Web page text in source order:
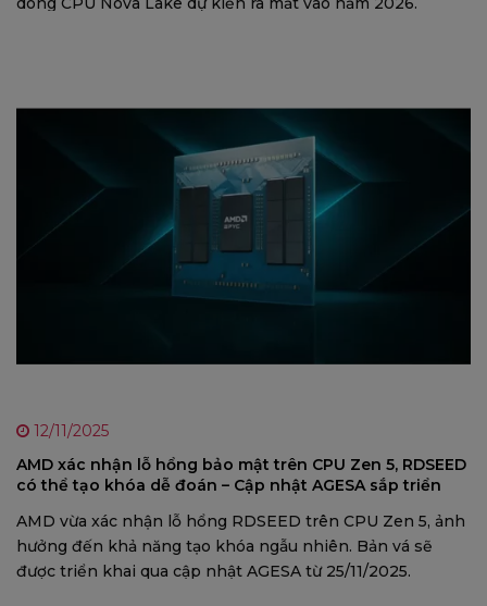
12/11/2025
AMD xác nhận lỗ hổng bảo mật trên CPU Zen 5, RDSEED
có thể tạo khóa dễ đoán – Cập nhật AGESA sắp triển
AMD vừa xác nhận lỗ hổng RDSEED trên CPU Zen 5, ảnh
hưởng đến khả năng tạo khóa ngẫu nhiên. Bản vá sẽ
được triển khai qua cập nhật AGESA từ 25/11/2025.